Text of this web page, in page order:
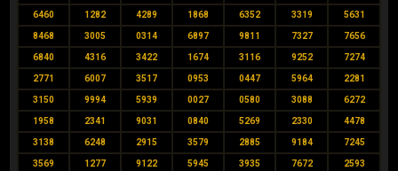
6460 1282 4289 1868 6352 3319 5631
8468 3005 0314 6897 9811 7327 7656
6840 4316 3422 1674 3116 9252 7274
2771 6007 3517 0953 0447 5964 2281
3150 9994 5939 0027 0580 3088 6272
1958 2341 9031 0840 5269 2330 4478
3138 6248 2915 3579 2885 9184 7245
3569 1277 9122 5945 3935 7672 2593